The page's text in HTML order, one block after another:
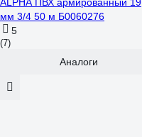
мм 3/4 50 м Б0060276
5
(7)
Аналоги